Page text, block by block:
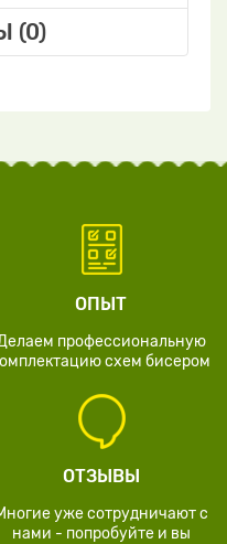
(0)
ОПЫТ
профессиональную
схем бисером
ОТЗЫВЫ
уже сотрудничают с
нами - попробуйте и вы